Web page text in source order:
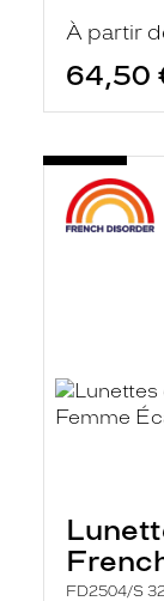
À partir
64,50
FD2504/S